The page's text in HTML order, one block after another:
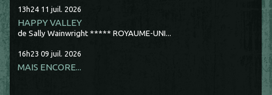
13h24 11 juil. 2026
HAPPY VALLEY
de Sally Wainwright ***** ROYAUME-UNI...
16h23 09 juil. 2026
MAIS ENCORE...